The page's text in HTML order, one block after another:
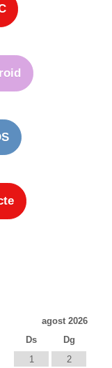
agost 2026
Ds
Dg
1
2